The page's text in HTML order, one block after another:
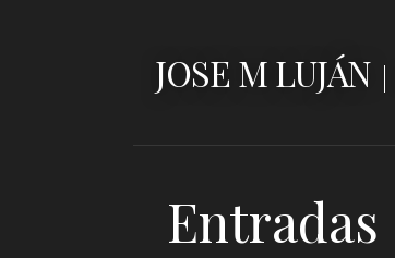
JOSE M LUJÁN
Entradas